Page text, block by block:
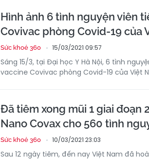
Hình ảnh 6 tình nguyện viên
Covivac phòng Covid-19 của
Sức khoẻ 360 15/03/2021 09:57
Sáng 15/3, tại Đại học Y Hà Nội, 6 tình
vaccine Covivac phòng Covid-19 của Việt
Đã tiêm xong mũi 1 giai đoạn
Nano Covax cho 560 tình
Sức khoẻ 360 10/03/2021 23:03
Sau 12 ngày tiêm, đến nay Việt Nam đã